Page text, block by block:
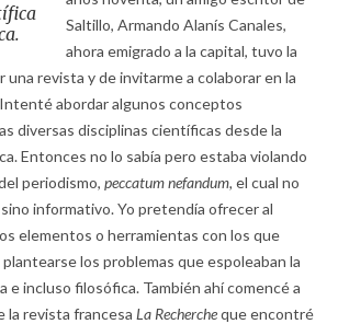
Saltillo, Armando Alanís Canales,
ahora emigrado a la capital, tuvo la
una revista y de invitarme a colaborar en la
abordar algunos conceptos
diversas disciplinas científicas desde la
Entonces no lo sabía pero estaba violando
periodismo, peccatum nefandum, el cual no
informativo. Yo pretendía ofrecer al
elementos o herramientas con los que
los problemas que espoleaban la
e incluso filosófica. También ahí comencé a
la revista francesa La Rechercheque encontré